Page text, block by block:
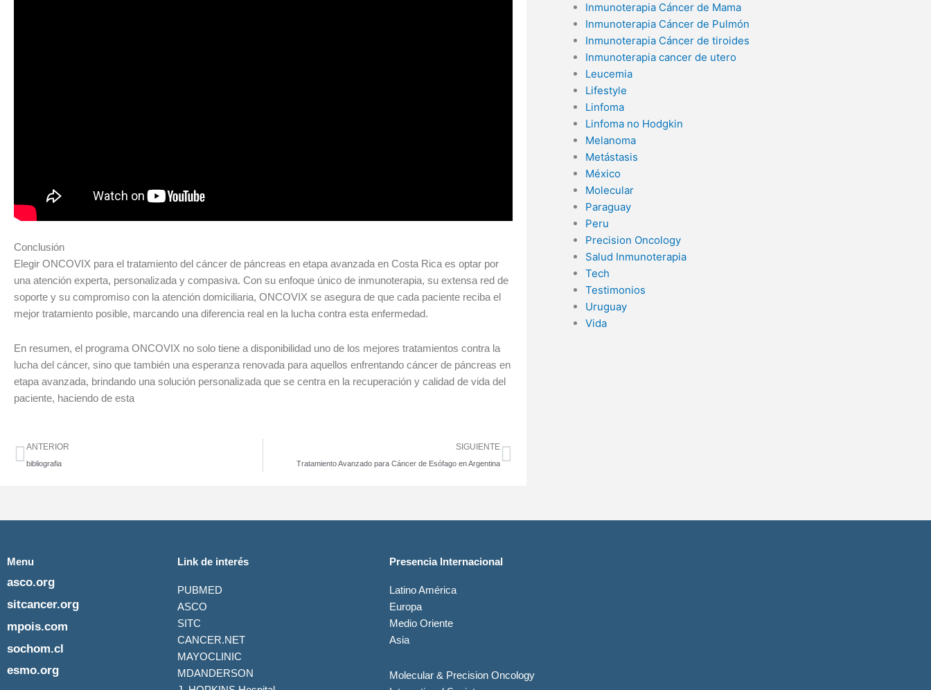
Conclusión
Elegir ONCOVIX para el tratamiento del cáncer de páncreas en etapa avanzada en Costa Rica es optar por
una atención experta, personalizada y compasiva. Con su enfoque único de inmunoterapia, su extensa red de
soporte y su compromiso con la atención domiciliaria, ONCOVIX se asegura de que cada paciente reciba el
mejor tratamiento posible, marcando una diferencia real en la lucha contra esta enfermedad.
En resumen, el programa ONCOVIX no solo tiene a disponibilidad uno de los mejores tratamientos contra la
lucha del cáncer, sino que también una esperanza renovada para aquellos enfrentando cáncer de páncreas en
etapa avanzada, brindando una solución personalizada que se centra en la recuperación y calidad de vida del
paciente, haciendo de esta
Ant
ANTERIOR
bibliografia
SIGUIENTE
Tratamiento Avanzado para Cáncer de Esófago en Argentina
Siguiente
Inmunoterapia Cáncer de Mama
Inmunoterapia Cáncer de Pulmón
Inmunoterapia Cáncer de tiroides
Inmunoterapia cancer de utero
Leucemia
Lifestyle
Linfoma
Linfoma no Hodgkin
Melanoma
Metástasis
México
Molecular
Paraguay
Peru
Precision Oncology
Salud Inmunoterapia
Tech
Testimonios
Uruguay
Vida
Menu
asco.org
sitcancer.org
mpois.com
sochom.cl
esmo.org
Link de interés
PUBMED
ASCO
SITC
CANCER.NET
MAYOCLINIC
MDANDERSON
Presencia Internacional
Latino América
Europa
Medio Oriente
Asia
Molecular & Precision Oncology